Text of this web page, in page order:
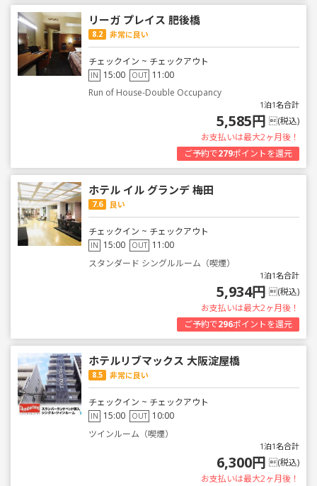
リーガ プレイス 肥後橋
8.2 非常に良い
チェックイン ~ チェックアウト
IN 15:00 OUT 11:00
Run of House-Double Occupancy
1泊1名合計
5,585円 (税込)
お支払いは最大2ヶ月後！
ご予約で279ポイントを還元
ホテル イル グランデ 梅田
7.6 良い
チェックイン ~ チェックアウト
IN 15:00 OUT 11:00
スタンダード シングルルーム（喫煙）
1泊1名合計
5,934円 (税込)
お支払いは最大2ヶ月後！
ご予約で296ポイントを還元
ホテルリブマックス 大阪淀屋橋
8.5 非常に良い
チェックイン ~ チェックアウト
IN 15:00 OUT 10:00
ツインルーム（喫煙）
1泊1名合計
6,300円 (税込)
お支払いは最大2ヶ月後！